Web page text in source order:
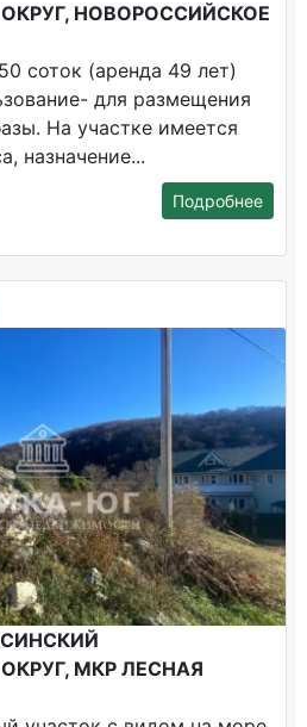
НОВОРОССИЙСКОЕ
соток (аренда 49 лет)
для размещения
На участке имеется
назначение...
Подробнее
МКР ЛЕСНАЯ